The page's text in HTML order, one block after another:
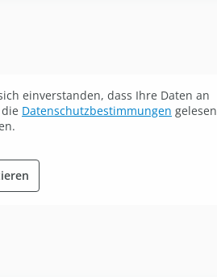
einverstanden, dass Ihre Daten an
Datenschutzbestimmungen gelesen